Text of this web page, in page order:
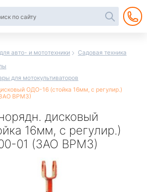
авто- и мототехники
Садовая техника
для мотокультиваторов
ОДО-16 (стойка 16мм, с регулир.)
ВРМЗ)
дисковый
16мм, с регулир.)
01 (ЗАО ВРМЗ)